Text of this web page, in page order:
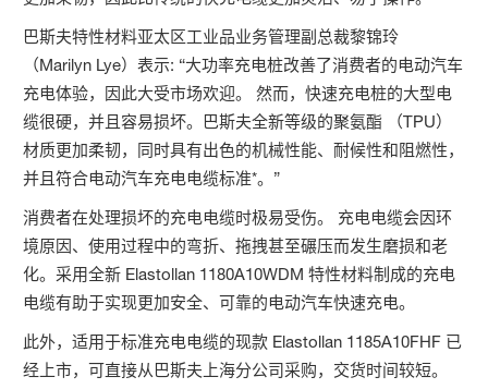
巴斯夫特性材料亚太区工业品业务管理副总裁黎锦玲
（Marilyn Lye）表示: “大功率充电桩改善了消费者的电动汽车
充电体验，因此大受市场欢迎。 然而，快速充电桩的大型电
缆很硬，并且容易损坏。巴斯夫全新等级的聚氨酯 （TPU）
材质更加柔韧，同时具有出色的机械性能、耐候性和阻燃性，
并且符合电动汽车充电电缆标准*。”
消费者在处理损坏的充电电缆时极易受伤。 充电电缆会因环
境原因、使用过程中的弯折、拖拽甚至碾压而发生磨损和老
化。采用全新 Elastollan 1180A10WDM 特性材料制成的充电
电缆有助于实现更加安全、可靠的电动汽车快速充电。
此外，适用于标准充电电缆的现款 Elastollan 1185A10FHF 已
经上市，可直接从巴斯夫上海分公司采购，交货时间较短。